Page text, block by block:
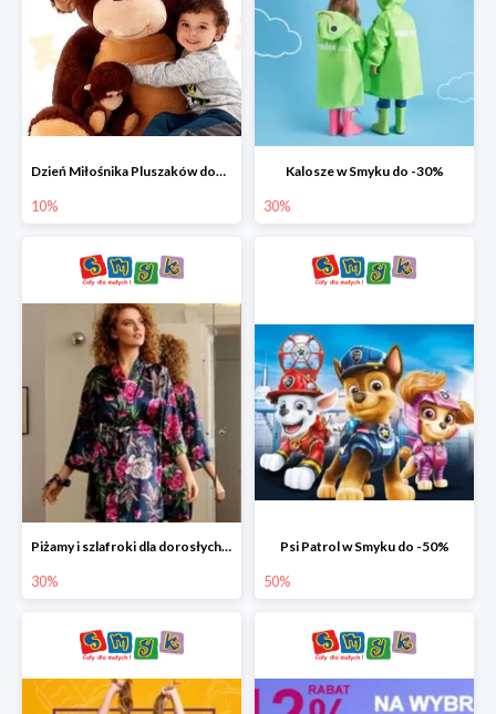
Dzień Miłośnika Pluszaków dodatkowy rabat -10%
10%
Kalosze w Smyku do -30%
30%
Piżamy i szlafroki dla dorosłych w Smyku do -30%
30%
Psi Patrol w Smyku do -50%
50%